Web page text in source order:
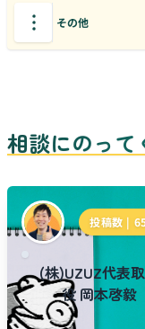
その他
相談にのって
投稿数 |
(株)UZUZ代表
役 岡本啓毅